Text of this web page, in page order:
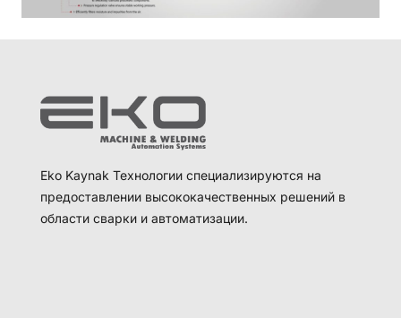
Eko Kaynak Технологии специализируются на
предоставлении высококачественных решений в
области сварки и автоматизации.